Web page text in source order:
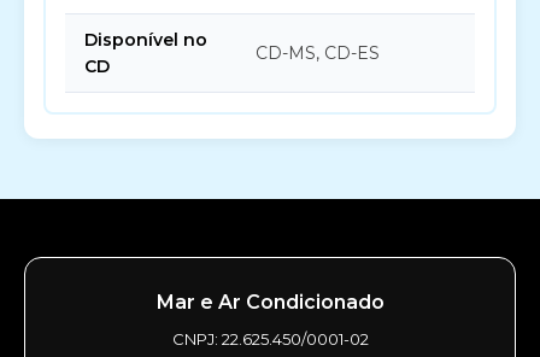
Disponível no
CD
CD-MS, CD-ES
Mar e Ar Condicionado
CNPJ: 22.625.450/0001-02